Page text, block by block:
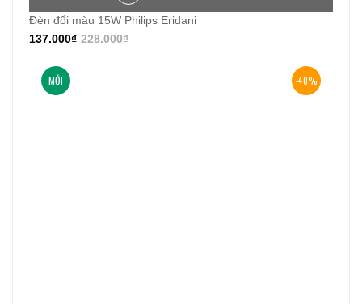
Đèn đổi màu 15W Philips Eridani
228.000₫
137.000₫
-40%
MỚI